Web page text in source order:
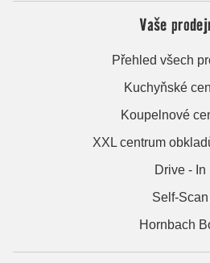
Vaše
Přehled všech
Kuchyňské
Koupelnové
XXL centrum
Drive - In
Self-Scan
Hornbach